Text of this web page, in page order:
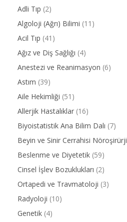
Adli Tıp (2)
Algoloji (Ağrı) Bilimi (11)
Acil Tıp (41)
Ağız ve Diş Sağlığı (4)
Anestezi ve Reanimasyon (6)
Astım (39)
Aile Hekimliği (51)
Allerjik Hastalıklar (16)
Biyoistatistik Ana Bilim Dalı (7)
Beyin ve Sinir Cerrahisi Nöroşirürji
Beslenme ve Diyetetik (59)
Cinsel İşlev Bozuklukları (2)
Ortapedi ve Travmatoloji (3)
Radyoloji (10)
Genetik (4)